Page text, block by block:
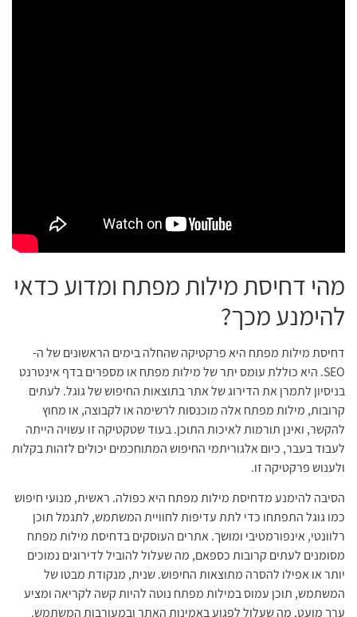
מהי דחיסת מילות מפתח ומדוע כדאי
להימנע מכך?
דחיסת מילות מפתח היא פרקטיקה שהחלה בימים הראשונים של ה-
SEO. היא כוללת עומס יתר של מילות מפתח או מספרים בדף אינטרנט
בניסיון לתמרן את הדירוג של אתר בתוצאות החיפוש של גוגל. לעתים
קרובות, מילות מפתח אלה מוכנסות לרשימה או לקבוצה, או מחוץ
להקשר, ואינן תורמות לאיכות התוכן. בעוד שטקטיקה זו עשויה הייתה
לעבוד בעבר, כיום אלגוריתמי החיפוש המתוחכמים יכולים לזהות בקלות
ולענוש פרקטיקה זו.
הסיבה להימנע מדחיסת מילות מפתח היא כפולה. ראשית, מנועי חיפוש
כמו גוגל התפתחו כדי לתת עדיפות לחוויית המשתמש, לתגמל תוכן
רלוונטי, אינפורמטיבי ומושך. אתרים העוסקים בדחיסת מילות מפתח
מסומנים לעתים קרובות כספאם, מה שעלול להוביל לדירוגים נמוכים
יותר או אפילו להסרה מתוצאות החיפוש. שנית, מנקודת מבטו של
המשתמש, תוכן עמוס במילות מפתח נוטה להיות קשה לקריאה ומציע
ערך מועט, מה שעלול לפגוע באמינות האתר ובמעורבות המשתמש.